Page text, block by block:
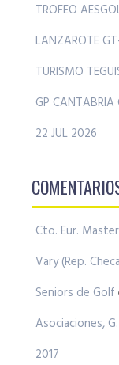
TROFEO
LANZAROTE
TURISMO
GP
22 JUL 2026
Cto. Eur.
Vary (Rep.
Seniors de Golf
Asociaciones,
2017